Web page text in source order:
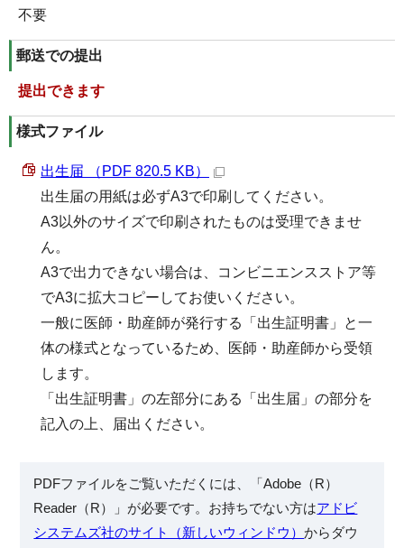
不要
郵送での提出
提出できます
様式ファイル
出生届 （PDF 820.5 KB）
出生届の用紙は必ずA3で印刷してください。
A3以外のサイズで印刷されたものは受理できませ
ん。
A3で出力できない場合は、コンビニエンスストア等
でA3に拡大コピーしてお使いください。
一般に医師・助産師が発行する「出生証明書」と一
体の様式となっているため、医師・助産師から受領
します。
「出生証明書」の左部分にある「出生届」の部分を
記入の上、届出ください。
PDFファイルをご覧いただくには、「Adobe（R）
Reader（R）」が必要です。お持ちでない方はアドビ
システムズ社のサイト（新しいウィンドウ）からダウ